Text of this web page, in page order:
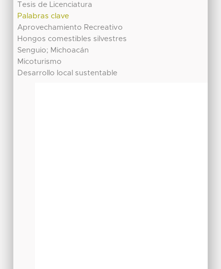
Tesis de Licenciatura
Palabras clave
Aprovechamiento Recreativo
Hongos comestibles silvestres
Senguio; Michoacán
Micoturismo
Desarrollo local sustentable